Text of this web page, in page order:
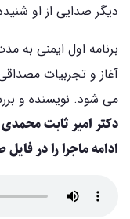
دیگر صدایی از او
آغاز و تجربیات
می شود. نویسنده و
دکتر امیر ثابت محمدی
ادامه ماجرا را در